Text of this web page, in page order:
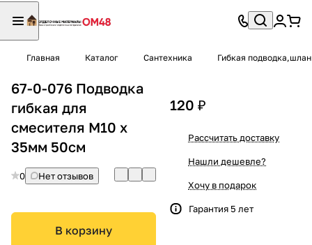
Главная Каталог Сантехника Гибкая
67-0-076 Подводка
гибкая для
смесителя М10 х
35мм 50см
0 Нет отзывов
В корзину
120 ₽
Рассчитать доставку
Нашли дешевле?
Хочу в подарок
Гарантия 5 лет